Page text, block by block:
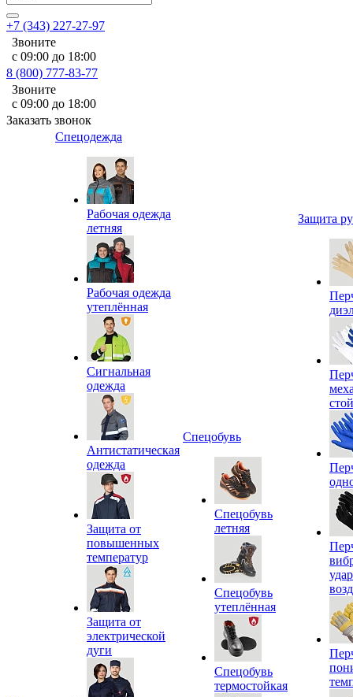
+7 (343) 227-27-97
Звоните
с 09:00 до 18:00
8 (800) 777-83-77
Звоните
с 09:00 до 18:00
Заказать звонок
Спецодежда
Рабочая одежда
летняя
Рабочая одежда
утеплённая
Сигнальная
одежда
Антистатическая
одежда
Защита от
повышенных
температур
Защита от
электрической
дуги
Спецобувь
Спецобувь
летняя
Спецобувь
утеплённая
Спецобувь
термостойкая
Защита